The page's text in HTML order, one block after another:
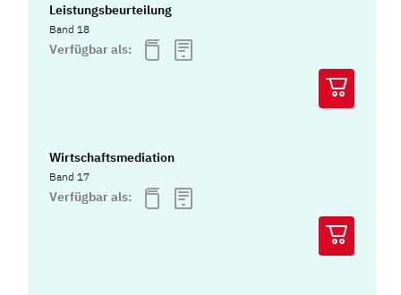
Leistungsbeurteilung
Band 18
Verfügbar als:
Wirtschaftsmediation
Band 17
Verfügbar als: